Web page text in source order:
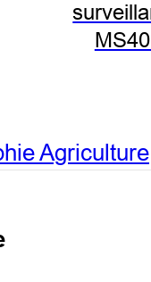
Agriculture